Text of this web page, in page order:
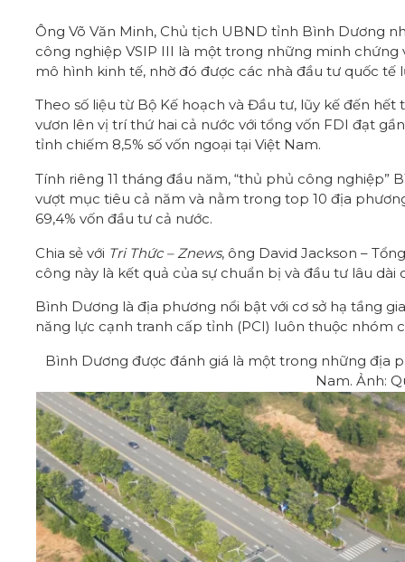
Ông Võ Văn Minh, Chủ tịch UBND tỉnh Bình Dương
công nghiệp VSIP III là một trong những minh
mô hình kinh tế, nhờ đó được các nhà đầu tư quốc tế
Theo số liệu từ Bộ Kế hoạch và Đầu tư, lũy kế đến hết
vươn lên vị trí thứ hai cả nước với tổng vốn FDI đạt
tỉnh chiếm 8,5% số vốn ngoại tại Việt Nam.
Tính riêng 11 tháng đầu năm, “thủ phủ công nghiệp”
vượt mục tiêu cả năm và nằm trong top 10 địa
69,4% vốn đầu tư cả nước.
Chia sẻ với Tri Thức – Znews, ông David Jackson –
công này là kết quả của sự chuẩn bị và đầu tư lâu dài
Bình Dương là địa phương nổi bật với cơ sở hạ tầng
năng lực cạnh tranh cấp tỉnh (PCI) luôn thuộc nhóm
Bình Dương được đánh giá là một trong những địa
Nam. Ảnh: